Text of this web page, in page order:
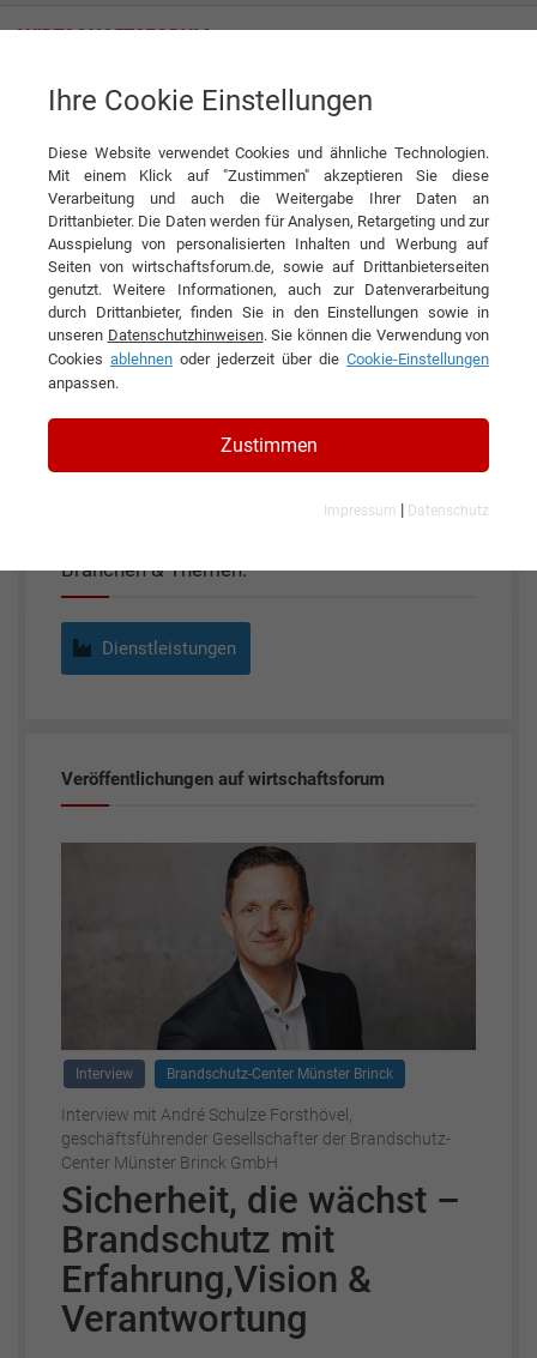
Brandschutz-Center Münster Brinck GmbH
KONTAKT
Brandschutz-Center Münster
Brinck GmbH
Branchen & Themen:
Dienstleistungen
Veröffentlichungen auf wirtschaftsforum
Interview Brandschutz-Center Münster Brinck
Interview mit André Schulze Forsthövel,
geschäftsführender Gesellschafter der Brandschutz-
Center Münster Brinck GmbH
Sicherheit, die wächst –
Brandschutz mit
Erfahrung,Vision &
Verantwortung
Ihre Cookie Einstellungen
Diese Website verwendet Cookies und ähnliche Technologien.
Mit einem Klick auf "Zustimmen" akzeptieren Sie diese
Verarbeitung und auch die Weitergabe Ihrer Daten an
Drittanbieter. Die Daten werden für Analysen, Retargeting und zur
Ausspielung von personalisierten Inhalten und Werbung auf
Seiten von wirtschaftsforum.de, sowie auf Drittanbieterseiten
genutzt. Weitere Informationen, auch zur Datenverarbeitung
durch Drittanbieter, finden Sie in den Einstellungen sowie in
unseren Datenschutzhinweisen. Sie können die Verwendung von
Cookies ablehnen oder jederzeit über die Cookie-Einstellungen
anpassen.
Zustimmen
Impressum | Datenschutz